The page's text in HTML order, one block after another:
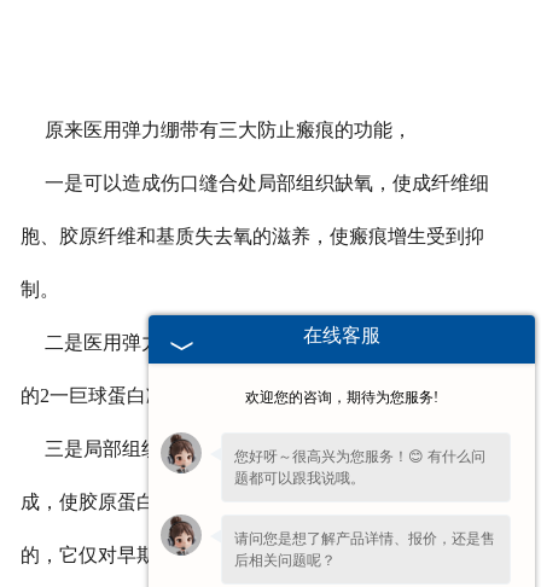
原来医用弹力绷带有三大防止瘢痕的功能，
一是可以造成伤口缝合处局部组织缺氧，使成纤维细
胞、胶原纤维和基质失去氧的滋养，使瘢痕增生受到抑
制。
二是医用弹力绷带的压力可以使局部血清中抑制胶原酶
的2一巨球蛋白减少，这样有利于胶原的分解。
三是局部组织受压之后，可以减少粘多糖的沉积和合
成，使胶原蛋白合成减少。当然医用弹力绷带不是******
的，它仅对早期的瘢痕有效，对那些一年以上的已成熟的
在线客服
欢迎您的咨询，期待为您服务!
您好呀～很高兴为您服务！😊 有什么问
题都可以跟我说哦。
请问您是想了解产品详情、报价，还是售
后相关问题呢？